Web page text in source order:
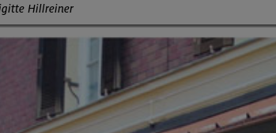
Hillreiner